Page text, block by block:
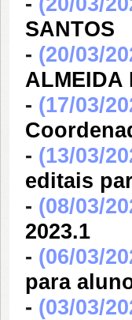
SANTOS
- (20/03/
ALMEIDA
- (17/03/
- (13/03/
editais
- (08/03/
2023.1
- (06/03/
para
- (03/03/